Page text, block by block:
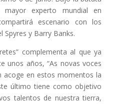
experto mundial en
escenario con los
y Barry Banks.
complementa al que ya
unos años, “As novas voces
acoge en estos momentos la
último tiene como objetivo
talentos de nuestra tierra,